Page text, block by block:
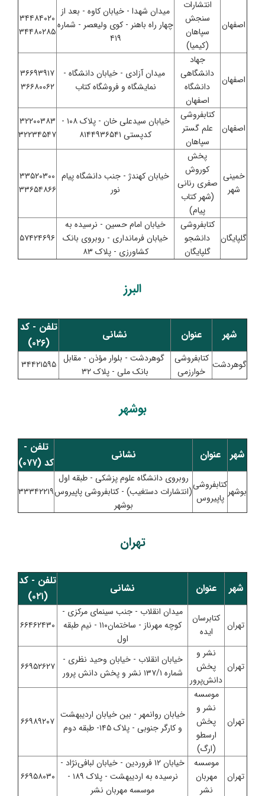
اصفهان
انتشارات
سنجش
سپاهان
(کیمیا)
میدان شهدا - خیابان کاوه - بعد از
چهار راه باهنر - کوی ولیعصر - شماره
۴۱۹
۳۴۴۸۴۰۲۰
۳۴۴۸۰۲۸۵
اصفهان
جهاد
دانشگاهی
دانشگاه
اصفهان
میدان آزادی - خیابان دانشگاه -
نمایشگاه و فروشگاه کتاب
۳۶۶۹۳۹۱۷
۳۶۶۸۰۰۶۲
اصفهان
کتابفروشی
علم گستر
سپاهان
خیابان سیدعلی خان - پلاک ۱۰۸ -
کدپستی ۸۱۴۴۹۳۶۵۴۱
۳۲۲۰۰۳۸۳
۳۲۲۳۴۵۴۷
خمینی
شهر
پخش
کوروش
صفری رنانی
(شهر کتاب
پیام)
خیابان کهندژ - جنب دانشگاه پیام
نور
۳۳۵۲۰۳۰۰
۳۳۶۵۴۸۶۶
گلپایگان
کتابفروشی
دانشجو
گلپایگان
خیابان امام حسین - نرسیده به
خیابان فرمانداری - روبروی بانک
کشاورزی - پلاک ۸۳
۵۷۴۲۴۶۹۶
البرز
شهر عنوان نشانی
تلفن - کد
(۰۲۶)
گوهردشت کتابفروشی
خوارزمی
گوهردشت - بلوار مؤذن - مقابل
بانک ملی - پلاک ۳۲
۳۴۴۲۱۵۹۵
بوشهر
شهر عنوان نشانی
تلفن -
کد (۰۷۷)
بوشهر
کتابفروشی
پاپیروس
روبروی دانشگاه علوم پزشکی - طبقه اول
(انتشارات دستغیب) - کتابفروشی پاپیروس
بوشهر
۳۳۳۴۲۲۱۹
تهران
شهر عنوان نشانی
تلفن - کد
(۰۲۱)
تهران
کتابرسان
ایده
میدان انقلاب - جنب سینمای مرکزی -
کوچه مهرناز - ساختمان۱۱۰ - نیم طبقه
اول
۶۶۴۶۲۴۳۰
تهران
نشر و
پخش
دانش‌پرور
خیابان انقلاب - خیابان وحید نظری -
شماره ۱۳۷/۱ نشر و پخش دانش پرور
۶۶۹۵۲۶۲۷
تهران
موسسه
نشر و
پخش
ارسطو
(ارگ)
خیابان روانمهر - بین خیابان اردیبهشت
و کارگر جنوبی - پلاک ۱۴۵- طبقه دوم
۶۶۹۸۹۲۰۷
تهران
موسسه
مهربان
نشر
خیابان ۱۲ فروردین - خیابان لبافی‌نژاد -
نرسیده به اردیبهشت - پلاک ۱۸۹ -
موسسه مهربان نشر
۶۶۹۵۸۰۳۰